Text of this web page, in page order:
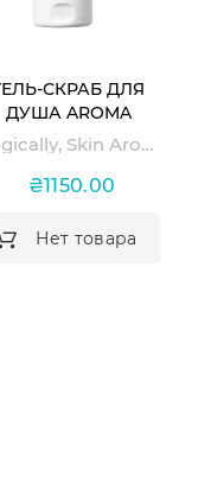
СКРАБ ДЛЯ
ДУША AROMA
BODY SCRUB
SHOWER
Logically, Skin Aroma Body Scrub Shower
₴1150.00
Нет товара